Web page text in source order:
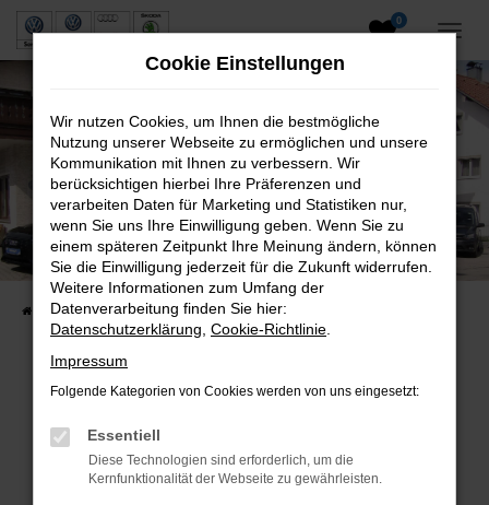
Zum
0
Neuwagen und Gebrauchtwagen
VW, VW Nutzfahrzeuge, Audi & Skoda
Startseite Fahrzeuge Fahrzeugsuche
Beim Laden ist ein Fehler aufgetreten.
Hier sind ein paar Tipps, die dir helfen können:
Cookie Einstellungen
Wir nutzen Cookies, um Ihnen die bestmögliche
Nutzung unserer Webseite zu ermöglichen und unsere
Kommunikation mit Ihnen zu verbessern. Wir
berücksichtigen hierbei Ihre Präferenzen und
verarbeiten Daten für Marketing und Statistiken nur,
wenn Sie uns Ihre Einwilligung geben. Wenn Sie zu
einem späteren Zeitpunkt Ihre Meinung ändern, können
Sie die Einwilligung jederzeit für die Zukunft widerrufen.
Weitere Informationen zum Umfang der
Datenverarbeitung finden Sie hier:
Datenschutzerklärung Cookie-Richtlinie
Impressum
Folgende Kategorien von Cookies werden von uns eingesetzt:
Essentiell
Diese Technologien sind erforderlich, um die
Kernfunktionalität der Webseite zu gewährleisten.